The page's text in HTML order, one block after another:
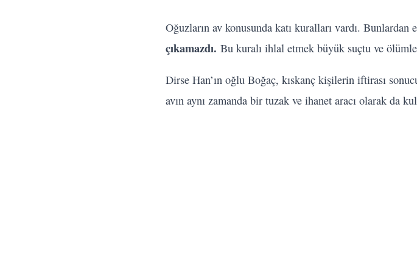
Oğuzların av konusunda katı kuralları vardı. Bunlardan
çıkamazdı. Bu kuralı ihlal etmek büyük suçtu ve
Dirse Han’ın oğlu Boğaç, kıskanç kişilerin iftirası
avın aynı zamanda bir tuzak ve ihanet aracı olarak da